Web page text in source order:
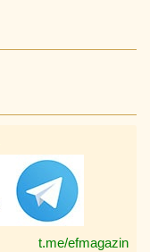
t.me/efmagazin